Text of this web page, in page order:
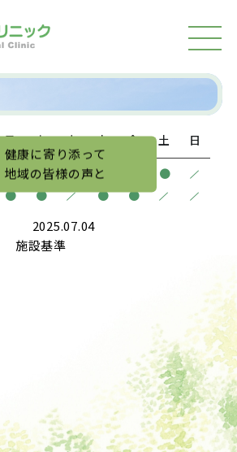
MEN
健康に寄り添って
地域の皆様の声と
月 火 水 木 金 土 日
● ● ● ● ● /
● ● / ● ● / /
2025.07.04
施設基準